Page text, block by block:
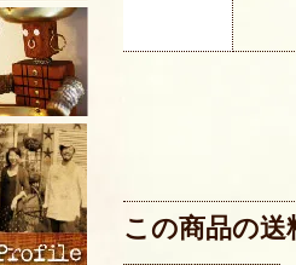
この商品の